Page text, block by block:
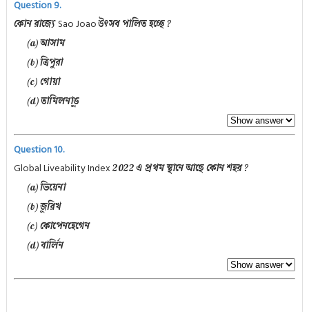
Question 9.
কোন রাজ্যেSao Joaoউৎসব পালিত হচ্ছে ?
(a) আসাম
(b) ত্রিপুরা
(c) গোয়া
(d) তামিলনাড়ু
Question 10.
Global Liveability Index2022 এ প্রথম স্থানে আছে কোন শহর ?
(a) ভিয়েনা
(b) জুরিখ
(c) কোপেনহেগেন
(d) বার্লিন